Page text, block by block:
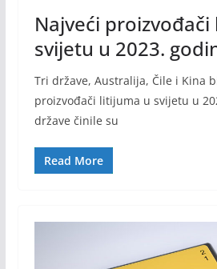
Najveći
svijetu u 2023.
Tri države, Australija, Čile i Kina
proizvođači litijuma u svijetu u
države činile su
Read More